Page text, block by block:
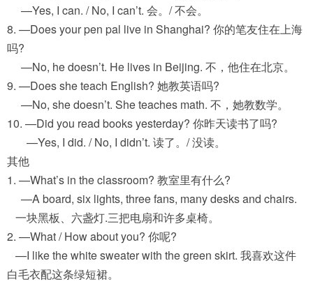
—Yes, I can. / No, I can’t. 会。/ 不会。
8. —Does your pen pal live in Shanghai? 你的笔友住在上海
吗?
—No, he doesn’t. He lives in Beijing. 不，他住在北京。
9. —Does she teach English? 她教英语吗?
—No, she doesn’t. She teaches math. 不，她教数学。
10. —Did you read books yesterday? 你昨天读书了吗?
—Yes, I did. / No, I didn’t. 读了。/ 没读。
其他
1. —What’s in the classroom? 教室里有什么?
—A board, six lights, three fans, many desks and chairs.
一块黑板、六盏灯.三把电扇和许多桌椅。
2. —What / How about you? 你呢?
—I like the white sweater with the green skirt. 我喜欢这件
白毛衣配这条绿短裙。